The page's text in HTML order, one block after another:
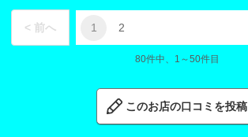
< 前へ 1 2
80件中、1～50件目
このお店の口コミを投稿